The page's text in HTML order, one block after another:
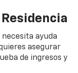
necesita ayuda
asegurar
de ingresos y